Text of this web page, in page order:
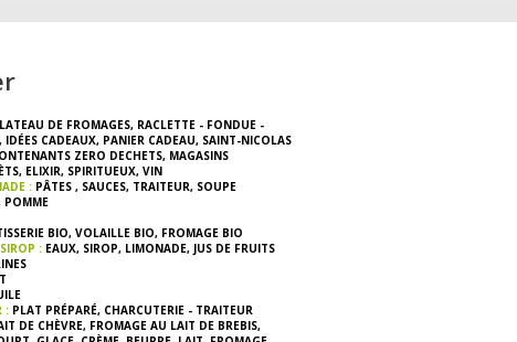
DE FROMAGES,RACLETTE - FONDUE -
IDÉES CADEAUX,PANIER CADEAU,SAINT-NICOLAS
ZERO DECHETS,MAGASINS
,ELIXIR,SPIRITUEUX,VIN
: PÂTES ,SAUCES,TRAITEUR,SOUPE
POMME
BIO,VOLAILLE BIO,FROMAGE BIO
: EAUX,SIROP,LIMONADE,JUS DE FRUITS
: PLAT PRÉPARÉ,CHARCUTERIE - TRAITEUR
DE CHÈVRE,FROMAGE AU LAIT DE BREBIS,